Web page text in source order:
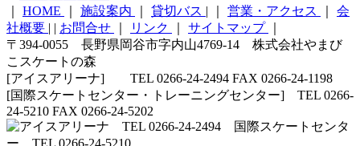
HOME 施設案内 貸切バス | 営業・アクセス
会
社概要 | | お問合せ リンク サイトマップ
〒394-0055 長野県岡谷市字内山4769-14 株式会社やまび
こスケートの森
[アイスアリーナ] TEL 0266-24-2494 FAX 0266-24-1198
[国際スケートセンター・トレーニングセンター] TEL 0266-
24-5210 FAX 0266-24-5202